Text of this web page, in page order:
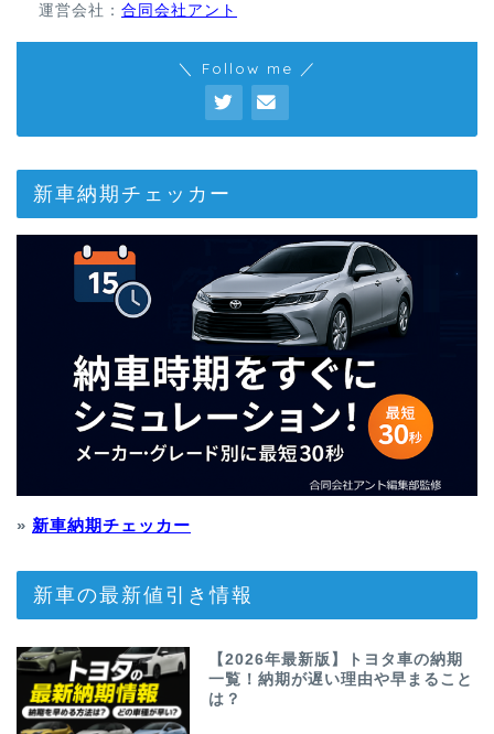
運営会社： 合同会社アント
＼ Follow me ／
新車納期チェッカー
» 新車納期チェッカー
新車の最新値引き情報
【2026年最新版】トヨタ車の納期
一覧！納期が遅い理由や早まること
は？